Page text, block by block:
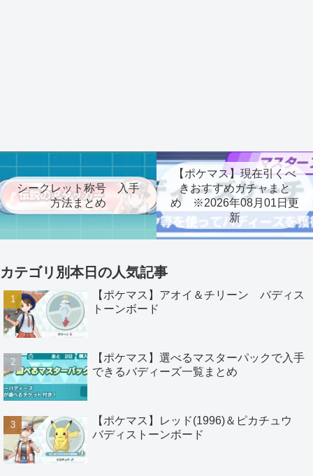
シークレット称号 入手
方法まとめ
【ポケマス】現在引くべ
きおすすめガチャまと
め ※2026年08月01日更
新
カテゴリ別本日の人気記事
【ポケマス】アオイ＆チリーン バディス
トーンボード
【ポケマス】選べるマスターパックで入手
できるバディーズ一覧まとめ
【ポケマス】レッド(1996)＆ピカチュウ
バディストーンボード